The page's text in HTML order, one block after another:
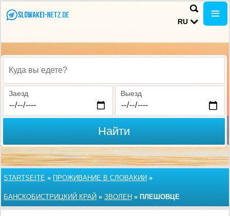
RU
Куда вы едете?
Заезд Выезд
Найти
STARTSEITE » ПРОЖИВАНИЕ В СЛОВАКИИ »
БАНСКОБИСТРИЦКИЙ КРАЙ » ЗВОЛЕН » ПЛЕШОВЦЕ